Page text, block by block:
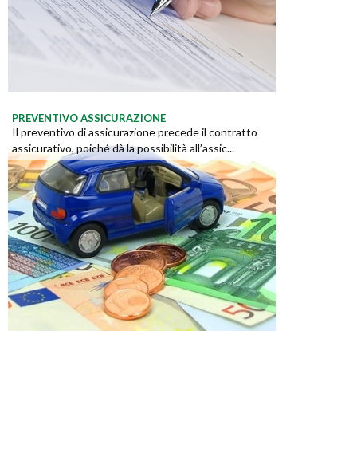
PREVENTIVO ASSICURAZIONE
Il preventivo di assicurazione precede il contratto
assicurativo, poiché dà la possibilità all’assic...